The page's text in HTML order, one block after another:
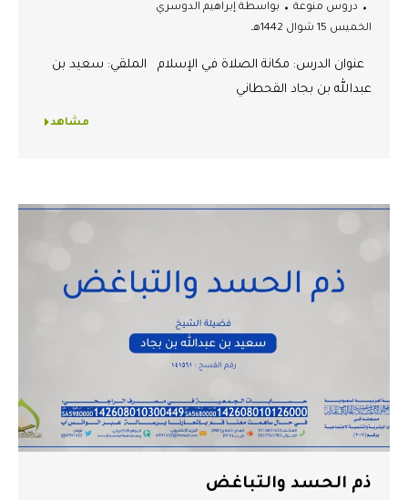
دروس منوعة بواسطة إبراهيم الدوسري
الخميس 15 شوال 1442هـ
عنوان الدرس: مكانة الصلاة في الإسلام الملقي: سعيد بن
عبدالله بن بجاد القحطاني
مشاهد
ذم الحسد والتباغض